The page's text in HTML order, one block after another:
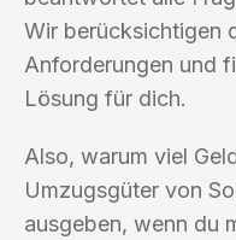
Wir berücksichtigen
Anforderungen und
Lösung für dich.
Also, warum viel
Umzugsgüter von
ausgeben, wenn du